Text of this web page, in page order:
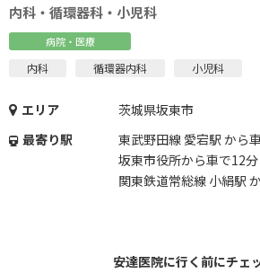
内科・循環器科・小児科
病院・医療
内科 循環器内科 小児科
エリア
茨城県坂東市
最寄り駅
東武野田線 愛宕駅 から
坂東市役所から車で12分
関東鉄道常総線 小絹駅
安達医院に行く前にチェ